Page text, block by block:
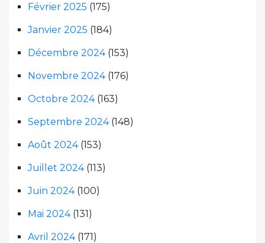
Février 2025 (175)
Janvier 2025 (184)
Décembre 2024(153)
Novembre 2024(176)
Octobre 2024(163)
Septembre 2024(148)
Août 2024(153)
Juillet 2024(113)
Juin 2024(100)
Mai 2024(131)
Avril 2024(171)